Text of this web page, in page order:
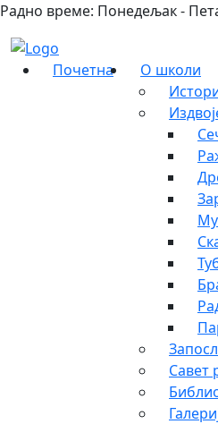
Радно време: Понедељак -
Почетна
О школи
Савет